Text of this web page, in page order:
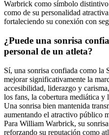
Warbrick como símbolo
como de su personalidad
fortaleciendo su conexión con
¿Puede una sonrisa
personal de un atleta?
Sí, una sonrisa confiada como la
mejorar significativamente la
accesibilidad, liderazgo y
los fans, la cobertura mediática y
Una sonrisa bien mantenida
aumentando el atractivo público
Para William Warbrick, su
reforzando su reputación como